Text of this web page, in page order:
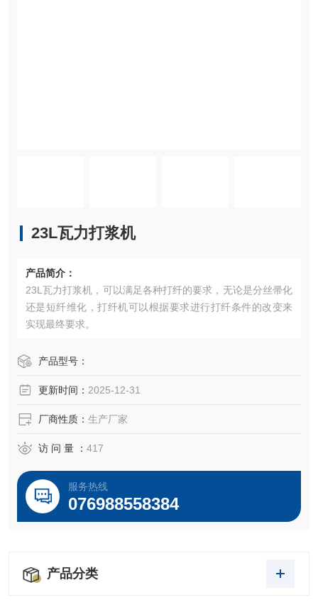
23L瓦力打浆机
产品简介：
23L瓦力打浆机，可以满足各种打纤的要求，无论是分丝帚化
还是短纤维化，打纤机可以根据要求进行打纤条件的改变来
实现最终要求。
产品型号：
更新时间： 2025-12-31
厂商性质： 生产厂家
访 问 量 ： 417
服务热线
076988558384
产品分类